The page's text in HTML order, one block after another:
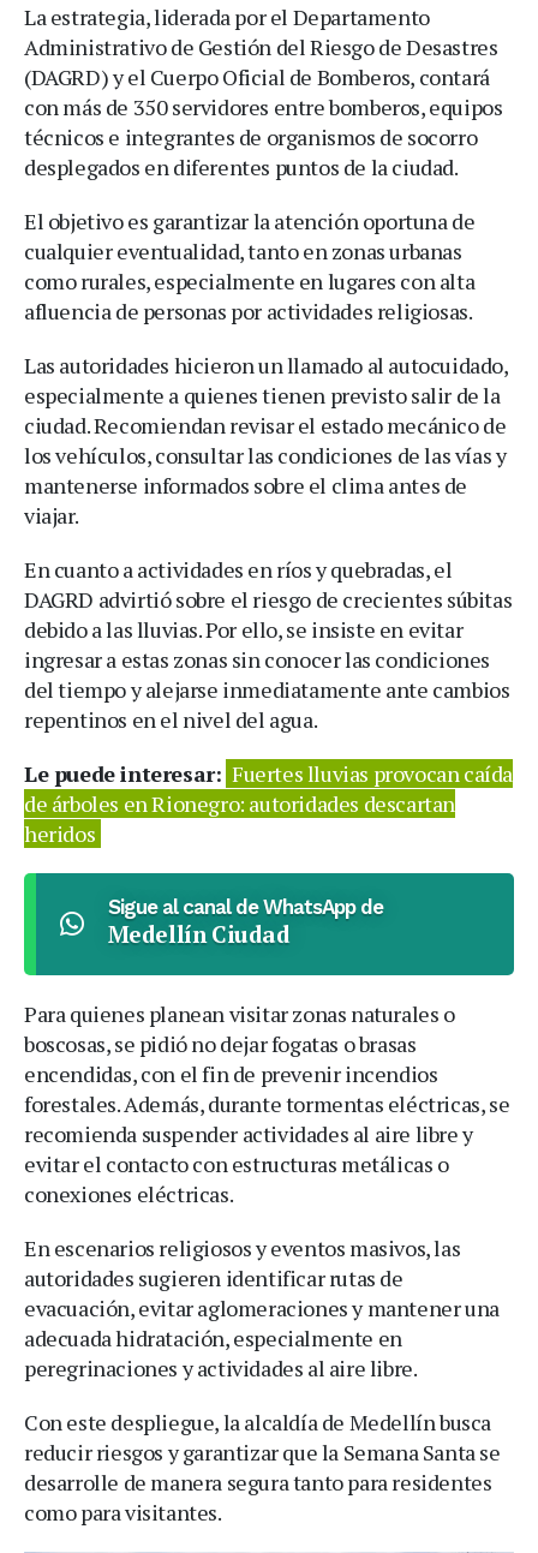
La estrategia, liderada por el Departamento
Administrativo de Gestión del Riesgo de Desastres
(DAGRD) y el Cuerpo Oficial de Bomberos, contará
con más de 350 servidores entre bomberos, equipos
técnicos e integrantes de organismos de socorro
desplegados en diferentes puntos de la ciudad.
El objetivo es garantizar la atención oportuna de
cualquier eventualidad, tanto en zonas urbanas
como rurales, especialmente en lugares con alta
afluencia de personas por actividades religiosas.
Las autoridades hicieron un llamado al autocuidado,
especialmente a quienes tienen previsto salir de la
ciudad. Recomiendan revisar el estado mecánico de
los vehículos, consultar las condiciones de las vías y
mantenerse informados sobre el clima antes de
viajar.
En cuanto a actividades en ríos y quebradas, el
DAGRD advirtió sobre el riesgo de crecientes súbitas
debido a las lluvias. Por ello, se insiste en evitar
ingresar a estas zonas sin conocer las condiciones
del tiempo y alejarse inmediatamente ante cambios
repentinos en el nivel del agua.
Le puede interesar: Fuertes lluvias provocan caída
de árboles en Rionegro: autoridades descartan
heridos
Sigue al canal de WhatsApp de
Medellín Ciudad
Para quienes planean visitar zonas naturales o
boscosas, se pidió no dejar fogatas o brasas
encendidas, con el fin de prevenir incendios
forestales. Además, durante tormentas eléctricas, se
recomienda suspender actividades al aire libre y
evitar el contacto con estructuras metálicas o
conexiones eléctricas.
En escenarios religiosos y eventos masivos, las
autoridades sugieren identificar rutas de
evacuación, evitar aglomeraciones y mantener una
adecuada hidratación, especialmente en
peregrinaciones y actividades al aire libre.
Con este despliegue, la alcaldía de Medellín busca
reducir riesgos y garantizar que la Semana Santa se
desarrolle de manera segura tanto para residentes
como para visitantes.